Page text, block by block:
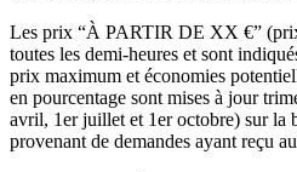
Les prix “À PARTIR DE XX €”
toutes les demi-heures et sont
prix maximum et économies
en pourcentage sont mises à jour
avril, 1er juillet et 1er octobre) sur la
provenant de demandes ayant reçu